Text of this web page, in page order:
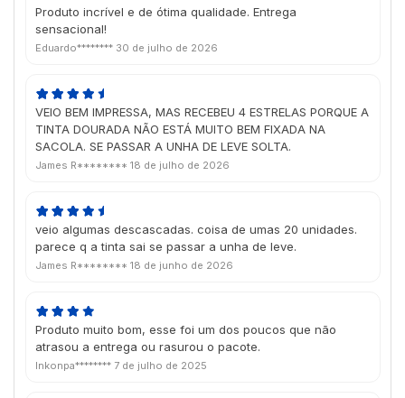
Produto incrível e de ótima qualidade. Entrega
sensacional!
Eduardo******** 30 de julho de 2026
VEIO BEM IMPRESSA, MAS RECEBEU 4 ESTRELAS PORQUE A
TINTA DOURADA NÃO ESTÁ MUITO BEM FIXADA NA
SACOLA. SE PASSAR A UNHA DE LEVE SOLTA.
James R******** 18 de julho de 2026
veio algumas descascadas. coisa de umas 20 unidades.
parece q a tinta sai se passar a unha de leve.
James R******** 18 de junho de 2026
Produto muito bom, esse foi um dos poucos que não
atrasou a entrega ou rasurou o pacote.
Inkonpa******** 7 de julho de 2025